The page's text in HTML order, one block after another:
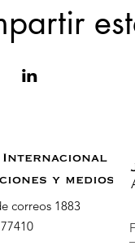
Internacional
y medios
correos 1883